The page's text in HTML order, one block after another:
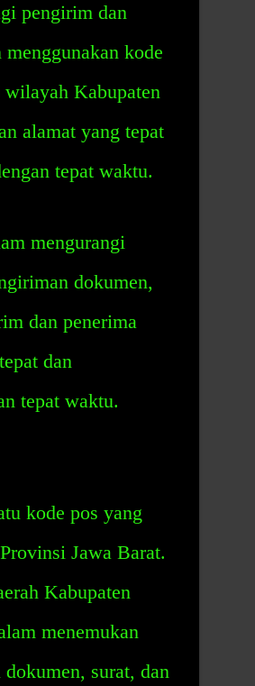
pengirim dan
kode
Kabupaten
alamat yang tepat
tepat waktu.
mengurangi
dokumen,
dan penerima
dan
tepat waktu.
kode pos yang
Jawa Barat.
Kabupaten
menemukan
surat, dan